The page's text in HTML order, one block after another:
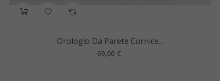
Orologio Da Parete Cornice...
Prezzo
69,00 €